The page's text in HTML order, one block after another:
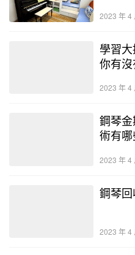
2023 年 4
學習
你有
2023 年 4
鋼琴
術有
2023 年 4
鋼琴
2023 年 4